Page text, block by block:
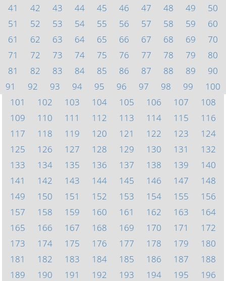
41
42 43 44 45 46 47 48 49
50
51
52 53 54 55 56 57 58 59
60
61
62 63 64 65 66 67 68 69
70
71
72 73 74 75 76 77 78 79
80
81
82 83 84 85 86 87 88 89
90
91
92 93 94 95 96 97 98 99
100
101
102 103 104 105 106 107
108
109
110 111 112 113 114 115
116
117
118 119 120 121 122 123
124
125
126 127 128 129 130 131
132
133
134 135 136 137 138 139
140
141
142 143 144 145 146 147
148
149
150 151 152 153 154 155
156
157
158 159 160 161 162 163
164
165
166 167 168 169 170 171
172
173
174 175 176 177 178 179
180
181
182 183 184 185 186 187
188
189
190 191 192 193 194 195
196